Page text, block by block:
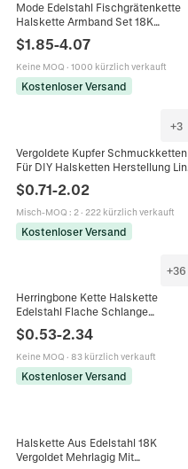
Mode Edelstahl Fischgrätenkette
Halskette Armband Set 18K
Vergoldet Doppelschicht
Schlangenknochenkette Damen
Schmuck
$1.85-4.07
Keine MOQ · 1000 kürzlich verkauft
Kostenloser Versand
+3
Vergoldete Kupfer Schmuckketten
Für DIY Halsketten Herstellung Link
Karabinerverschluss
$0.71-2.02
Misch-MOQ : 2· 222 kürzlich verkauft
Kostenloser Versand
+36
Herringbone Kette Halskette
Edelstahl Flache Schlange
Gliederkette Minimalistischer
Schmuck Für Damen Herren
Elegant
$0.53-2.34
Keine MOQ · 83 kürzlich verkauft
Kostenloser Versand
Halskette Aus Edelstahl 18K
Vergoldet Mehrlagig Mit